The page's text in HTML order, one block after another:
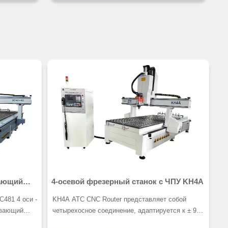
4 оси -
4-осевой фрезерный станок с ЧПУ KH4A
KH4A ATC CNC Router представляет собой
четырехосное соединение, адаптируется к ± 90